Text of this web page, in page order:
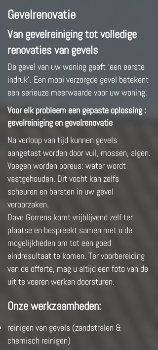
Gevelrenovatie
Van gevelreiniging tot volledige
renovaties van gevels
De gevel van uw woning geeft ‘een eerste
indruk’. Een mooi verzorgde gevel betekent
een serieuze meerwaarde voor uw woning.
Voor elk probleem een gepaste oplossing :
gevelreiniging en gevelrenovatie
Na verloop van tijd kunnen gevels
aangetast worden door vuil, mossen, algen.
Voegen worden poreus: water wordt
vastgehouden. Dit vocht kan zelfs
scheuren en barsten in uw gevel
veroorzaken.
Dave Gorrens komt vrijblijvend zelf ter
plaatse en bespreekt samen met u de
mogelijkheden om tot een goed
eindresultaat te komen. Ter voorbereiding
van de offerte, mag u altijd een foto van de
uit te voeren werken doorsturen.
Onze werkzaamheden:
reinigen van gevels (zandstralen &
chemisch reinigen)